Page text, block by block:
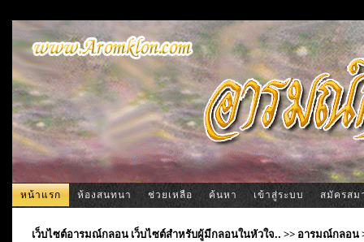
หน้าแรก ห้องสนทนา ช่วยเหลือ ค้นหา เข้าสู่ระบบ สมัครสม
เว็บไซต์อารมณ์กลอน เว็บไซต์สำหรับผู้มีกลอนในหัวใจ.. >> อารมณ์กลอน